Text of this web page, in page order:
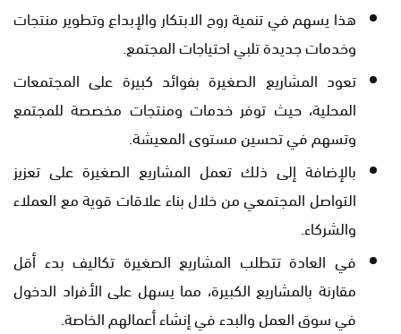
هذا يسهم في تنمية روح الابتكار والإبداع وتطوير منتجات
وخدمات جديدة تلبي احتياجات المجتمع.
تعود المشاريع الصغيرة بفوائد كبيرة على المجتمعات
المحلية، حيث توفر خدمات ومنتجات مخصصة للمجتمع
وتسهم في تحسين مستوى المعيشة.
بالإضافة إلى ذلك تعمل المشاريع الصغيرة على تعزيز
التواصل المجتمعي من خلال بناء علاقات قوية مع العملاء
والشركاء.
في العادة تتطلب المشاريع الصغيرة تكاليف بدء أقل
مقارنة بالمشاريع الكبيرة، مما يسهل على الأفراد الدخول
في سوق العمل والبدء في إنشاء أعمالهم الخاصة.